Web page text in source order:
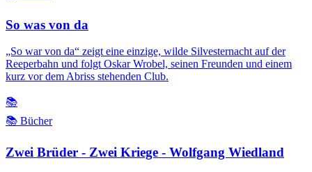
So was von da
„So war von da“ zeigt eine einzige, wilde Silvesternacht auf der
Reeperbahn und folgt Oskar Wrobel, seinen Freunden und einem
kurz vor dem Abriss stehenden Club.
📚
📚 Bücher
Zwei Brüder - Zwei Kriege - Wolfgang Wiedland